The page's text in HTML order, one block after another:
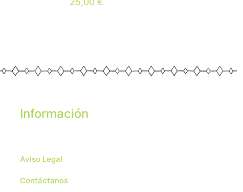
Información
Aviso Legal
Contáctanos